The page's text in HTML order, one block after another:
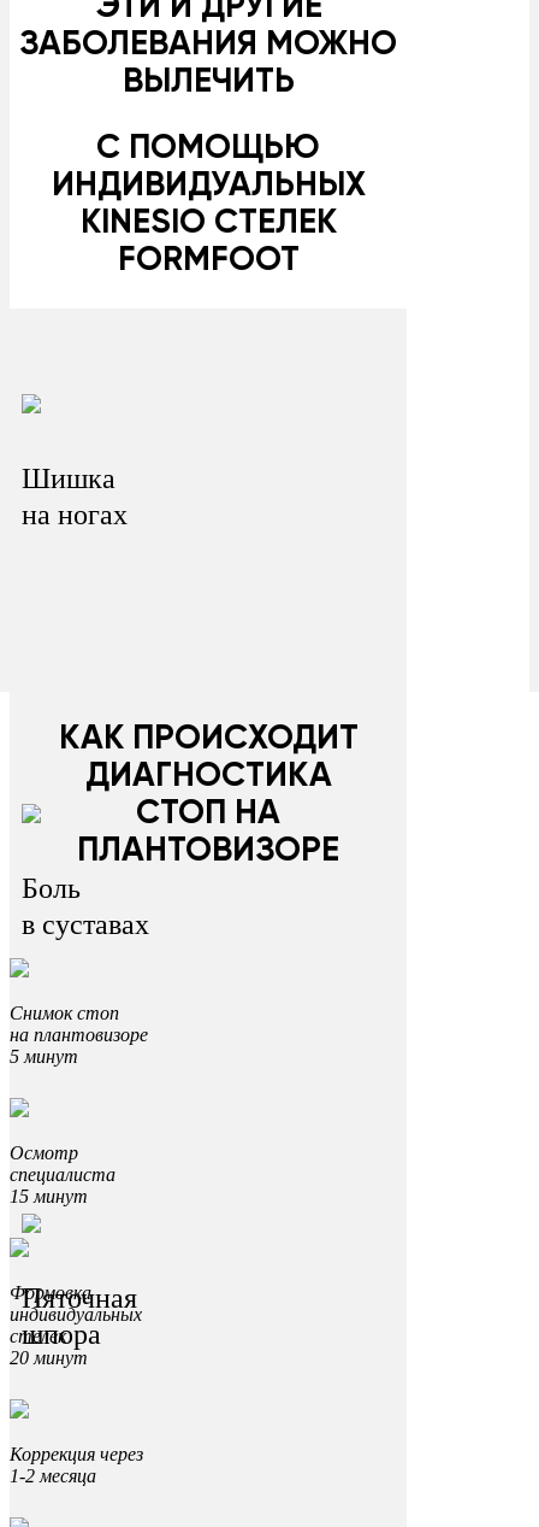
ЗАБОЛЕВАНИЯ МОЖНО
ВЫЛЕЧИТЬ
С ПОМОЩЬЮ
ИНДИВИДУАЛЬНЫХ
KINESIO СТЕЛЕК
FORMFOOT
Шишка
на ногах
Боль
в суставах
Пяточная
шпора
КАК ПРОИСХОДИТ
ДИАГНОСТИКА
СТОП НА
ПЛАНТОВИЗОРЕ
Снимок стоп
на плантовизоре
5 минут
Осмотр
специалиста
15 минут
Формовка
индивидуальных
стелек
20 минут
Коррекция через
1-2 месяца